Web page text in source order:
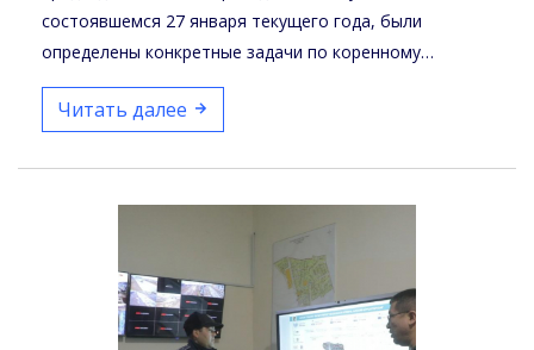
состоявшемся 27 января текущего года, были
определены конкретные задачи по коренному
повышению качества…
Читать далее